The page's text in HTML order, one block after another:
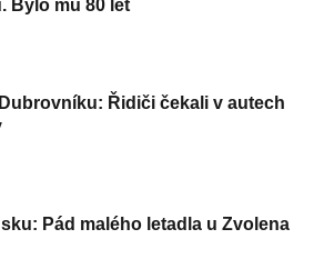
Bylo mu 80 let
Řidiči čekali v autech
Pád malého letadla u Zvolena